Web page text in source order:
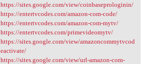
https://sites.google.com/view/coinbaseprologinin/
https://entertvcodes.com/amazon-com-code/
https://entertvcodes.com/amazon-com-mytv/
https://entertvcodes.com/primevideomytv/
https://sites.google.com/view/amazoncommytvcod
eactivate/
https://sites.google.com/view/url-amazon-com-